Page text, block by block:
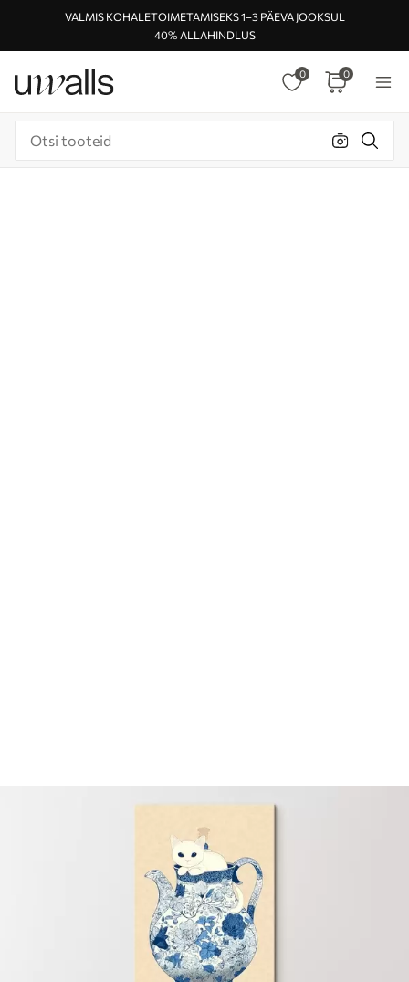
VALMIS KOHALETOIMETAMISEKS 1–3 PÄEVA JOOKSUL
40% ALLAHINDLUS
0 0